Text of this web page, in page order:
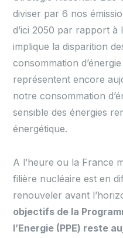
diviser par 6 nos
d’ici 2050 par rapport à
implique la disparition
consommation
représentent encore
notre consommation
sensible des énergies
énergétique.
A l’heure ou la France
filière nucléaire est en
renouveler avant
objectifs de la
l’Energie (PPE) reste